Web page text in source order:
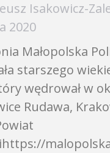
Isakowicz-
2020
Małopolska
starszego
wędrował w
Rudawa,